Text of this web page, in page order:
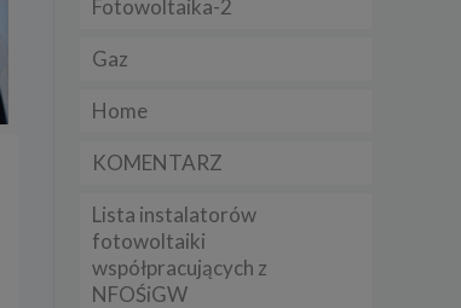
Fotowoltaika-2
Gaz
Home
KOMENTARZ
Lista instalatorów
fotowoltaiki
współpracujących z
NFOŚiGW